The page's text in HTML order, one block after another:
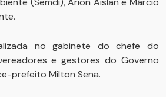
no gabinete do chefe do
e gestores do Governo
prefeito Milton Sena.